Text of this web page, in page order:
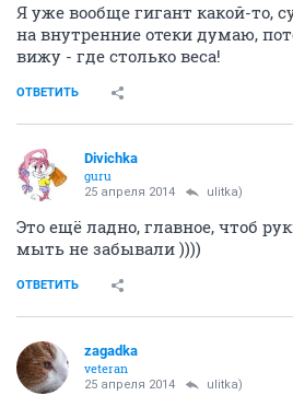
Я уже вообще гигант какой-то,
на внутренние отеки думаю,
вижу - где столько веса!
ОТВЕТИТЬ
Divichka
guru
25 апреля 2014 ulitka)
Это ещё ладно, главное, чтоб
мыть не забывали ))))
ОТВЕТИТЬ
zagadka
veteran
25 апреля 2014 ulitka)